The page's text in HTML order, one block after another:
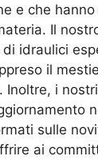
e che hanno
Il
idraulici
il
Inoltre, i
sulle
ai